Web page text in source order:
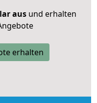
ausund erhalten
erhalten